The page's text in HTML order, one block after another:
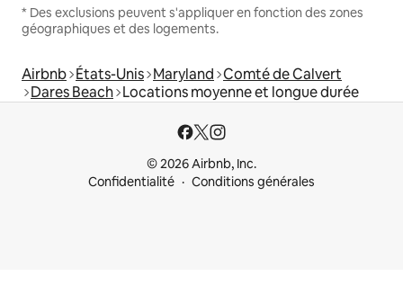
* Des exclusions peuvent s'appliquer en fonction des zones
géographiques et des logements.
Airbnb États-Unis Maryland Comté de Calvert
Dares Beach Locations moyenne et longue durée
© 2026 Airbnb, Inc.
Confidentialité
Conditions générales